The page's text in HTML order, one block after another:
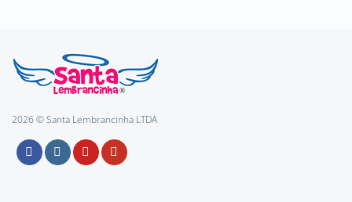
2026 © Santa Lembrancinha LTDA